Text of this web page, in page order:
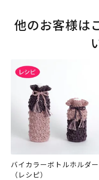
他のお客様は
バイカラーボトルホルダー
（レシピ）